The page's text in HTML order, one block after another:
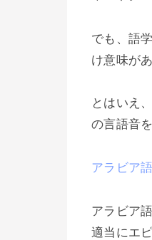
でも、語
け意味が
とはいえ
の言語音
アラビア
アラビア
適当にエ